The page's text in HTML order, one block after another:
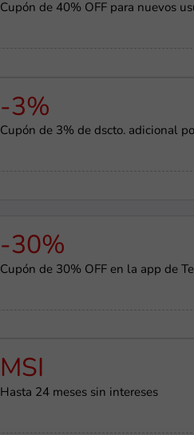
Cupón de 40% OFF para nuevos
-3%
Cupón de 3% de dscto. adicional
-30%
Cupón de 30% OFF en la app de
MSI
Hasta 24 meses sin intereses